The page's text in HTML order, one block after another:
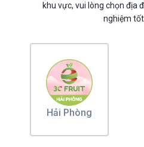
Dinh dưỡng sức khỏe
giá trị
khu vực, vui lòng chọn địa
nghiệm
Hải Phòng